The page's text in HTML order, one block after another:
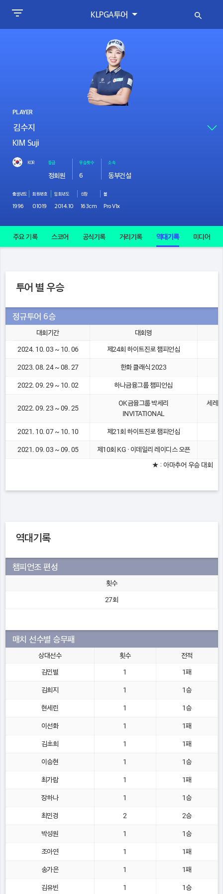
KLPGA투어
PLAYER
KIM Suji
KOR 등급
정회원
우승횟수
6
소속
동부건설
출생년도
1996
회원번호
01019
입회년도
2014.10
신장
163cm
볼
Pro V1x
주요 기록 스코어 공식기록 거리기록 역대기록 미디어
투어 별 우승
정규투어 6승
대회기간 대회명
2024. 10. 03 ~ 10. 06 제24회 하이트진로 챔피언십
2023. 08. 24 ~ 08. 27 한화 클래식 2023
2022. 09. 29 ~ 10. 02 하나금융그룹 챔피언십
2022. 09. 23 ~ 09. 25
OK금융그룹 박세리
INVITATIONAL
세레
2021. 10. 07 ~ 10. 10 제21회 하이트진로 챔피언십
2021. 09. 03 ~ 09. 05 제10회 KG · 이데일리 레이디스 오픈
★ : 아마추어 우승 대회
역대기록
챔피언조 편성
횟수
27회
매치 선수별 승무패
상대선수 횟수 전적
김민별 1 1패
김희지 1 1승
현세린 1 1승
이선화 1 1패
김초희 1 1패
이승현 1 1승
최가람 1 1패
장하나 1 1승
최민경 2 2승
박성원 1 1승
조아연 1 1패
송가은 1 1패
김유빈 1 1승